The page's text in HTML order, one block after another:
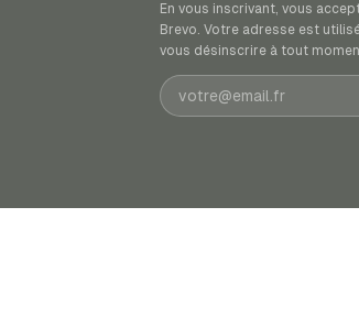
En vous inscrivant, vous
Brevo. Votre adresse est
vous désinscrire à tout
Adresse e-mail